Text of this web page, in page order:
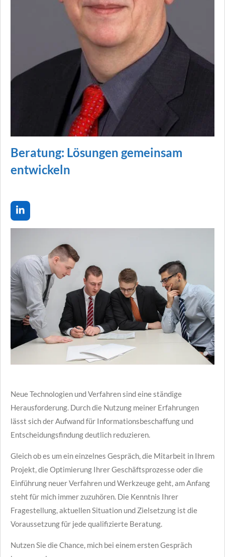
Beratung: Lösungen gemeinsam
entwickeln
L
i
I
n
Neue Technologien und Verfahren sind eine ständige
Herausforderung. Durch die Nutzung meiner Erfahrungen
lässt sich der Aufwand für Informationsbeschaffung und
Entscheidungsfindung deutlich reduzieren.
Gleich ob es um ein einzelnes Gespräch, die Mitarbeit in Ihrem
Projekt, die Optimierung Ihrer Geschäftsprozesse oder die
Einführung neuer Verfahren und Werkzeuge geht, am Anfang
steht für mich immer zuzuhören. Die Kenntnis Ihrer
Fragestellung, aktuellen Situation und Zielsetzung ist die
Voraussetzung für jede qualifizierte Beratung.
Nutzen Sie die Chance, mich bei einem ersten Gespräch